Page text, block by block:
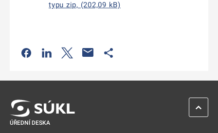
typu zip, (202,09 kB)
Odkaz se otevře na nové kartě
Odkaz se otevře na nové kartě
Odkaz se otevře na nové kartě
ÚŘEDNÍ DESKA
ZPĚT